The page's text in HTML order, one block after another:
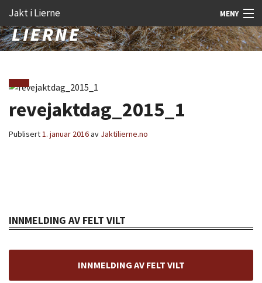
Jakt i Lierne MENY
Nyheter
Fangst
Åtejakt
Rekrutt
innholdet
Forstørre
revejaktdag_2015_1
Publisert1. januar 2016av Jaktilierne.no
INNMELDING AV FELT VILT
INNMELDING AV FELT VILT